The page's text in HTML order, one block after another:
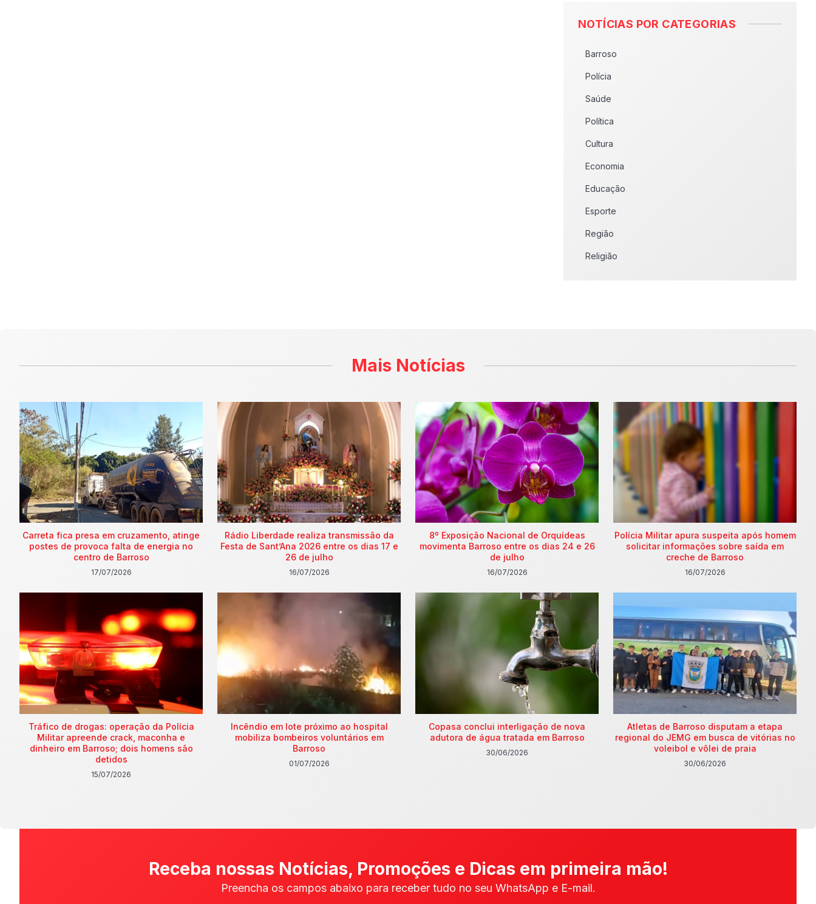
NOTÍCIAS POR CATEGORIAS
Barroso
Polícia
Saúde
Política
Cultura
Economia
Educação
Esporte
Região
Religião
Mais Notícias
Carreta fica presa em cruzamento, atinge
postes de provoca falta de energia no
centro de Barroso
17/07/2026
Rádio Liberdade realiza transmissão da
Festa de Sant’Ana 2026 entre os dias 17 e
26 de julho
16/07/2026
8º Exposição Nacional de Orquídeas
movimenta Barroso entre os dias 24 e 26
de julho
16/07/2026
Polícia Militar apura suspeita após homem
solicitar informações sobre saída em
creche de Barroso
16/07/2026
Tráfico de drogas: operação da Polícia
Militar apreende crack, maconha e
dinheiro em Barroso; dois homens são
detidos
15/07/2026
Incêndio em lote próximo ao hospital
mobiliza bombeiros voluntários em
Barroso
01/07/2026
Copasa conclui interligação de nova
adutora de água tratada em Barroso
30/06/2026
Atletas de Barroso disputam a etapa
regional do JEMG em busca de vitórias no
voleibol e vôlei de praia
30/06/2026
Receba nossas Notícias, Promoções e Dicas em primeira mão!
Preencha os campos abaixo para receber tudo no seu WhatsApp e E-mail.